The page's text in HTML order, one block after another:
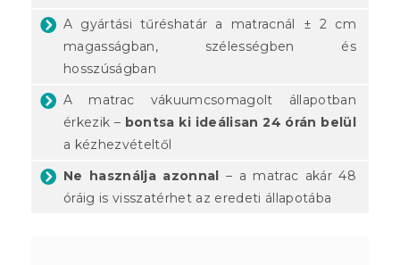
A gyártási tűréshatár a matracnál ± 2 cm
magasságban, szélességben és
hosszúságban
A matrac vákuumcsomagolt állapotban
érkezik – bontsa ki ideálisan 24 órán belül
a kézhezvételtől
Ne használja azonnal – a matrac akár 48
óráig is visszatérhet az eredeti állapotába